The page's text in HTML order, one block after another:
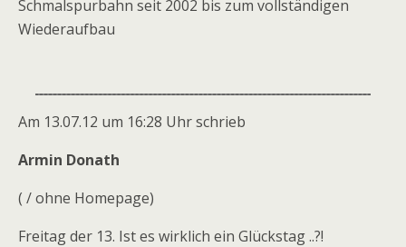
Schmalspurbahn seit 2002 bis zum vollständigen
Wiederaufbau
Am 13.07.12 um 16:28 Uhr schrieb
Armin Donath
( / ohne Homepage)
Freitag der 13. Ist es wirklich ein Glückstag ..?!